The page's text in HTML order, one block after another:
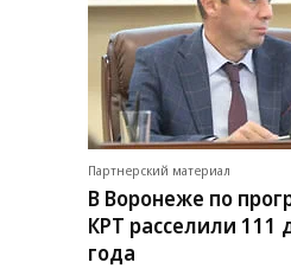
Партнерский материал
В Воронеже по
КРТ расселили 111
года